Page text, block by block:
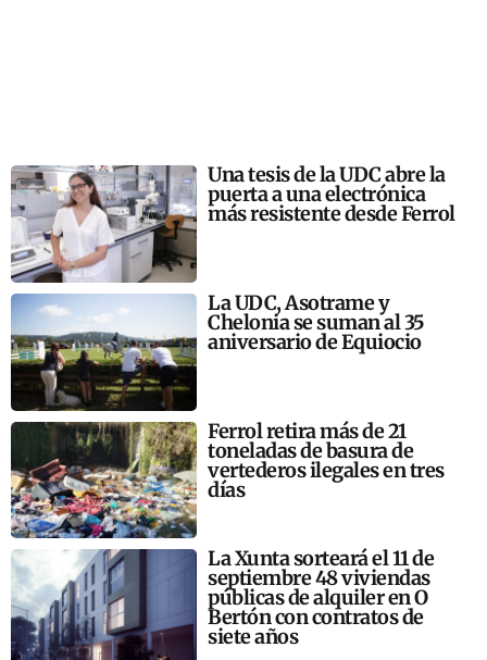
Una tesis de la UDC abre la
puerta a una electrónica
más resistente desde Ferrol
La UDC, Asotrame y
Chelonia se suman al 35
aniversario de Equiocio
Ferrol retira más de 21
toneladas de basura de
vertederos ilegales en tres
días
La Xunta sorteará el 11 de
septiembre 48 viviendas
públicas de alquiler en O
Bertón con contratos de
siete años